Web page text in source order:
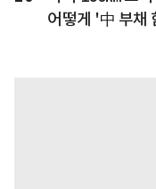
어떻게 '中 부채